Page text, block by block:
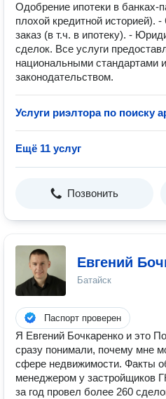
Одобрение ипотеки в банках-
плохой кредитной историей).
заказ (в т.ч. в ипотеку). -
сделок. Все услуги
национальными стандартами
законодательством.
Услуги риэлтора по поиску
Ещё 11 услуг
Позвонить
Евгений
Батайск
Паспорт проверен
Я Евгений Бочкаренко и это
сразу понимали, почему мне
сфере недвижимости. Факты
менеджером у застройщиков
за год провел более 260